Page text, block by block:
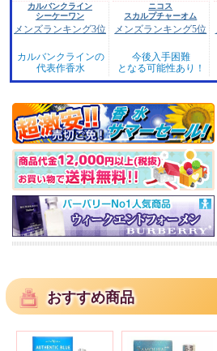
カルバンクライン
シーケーワン
メンズランキング3位
カルバンクラインの
代表作香水
ニコス
スカルプチャーオム
メンズランキング5位
今後入手困難
となる可能性あり！
おすすめ商品